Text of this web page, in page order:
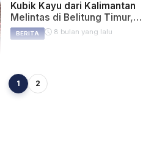
Kubik Kayu dari Kalimantan
Melintas di Belitung Timur,
Netizen Curiga Ada Praktik
Ilegal Logging
BERITA 8 bulan yang lalu
TERNYATA Kalimantan Tak
1 2